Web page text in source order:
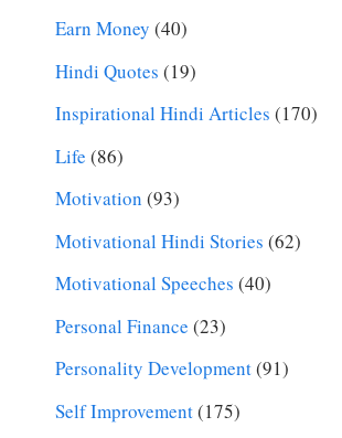
Earn Money (40)
Hindi Quotes (19)
Inspirational Hindi Articles (170)
Life (86)
Motivation (93)
Motivational Hindi Stories (62)
Motivational Speeches (40)
Personal Finance (23)
Personality Development(91)
Self Improvement(175)